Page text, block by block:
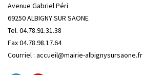
Avenue Gabriel Péri
69250 ALBIGNY SUR SAONE
Tel. 04.78.91.31.38
Fax 04.78.98.17.64
Courriel : accueil@mairie-albignysursaone.fr